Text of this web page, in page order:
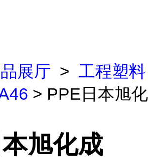
展厅 > 工程塑料
> PPE日本旭化
旭化成